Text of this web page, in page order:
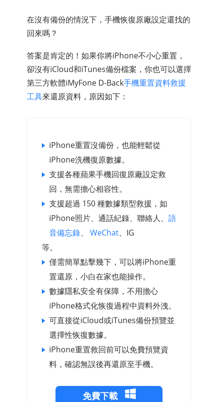
在沒有備份的情況下，手機恢復原廠設定還找的
回來嗎？
答案是肯定的！如果你將iPhone不小心重置，
卻沒有iCloud和iTunes備份檔案，你也可以選擇
第三方軟體iMyFone D-Back手機重置資料救援
工具來還原資料，原因如下：
iPhone重置沒備份，也能輕鬆從
iPhone洗機復原數據。
支援各種蘋果手機回復原廠設定救
回，無需擔心相容性。
支援超過 150 種數據類型救援，如
iPhone照片、通話紀錄、聯絡人、 語
音備忘錄、 WeChat、IG
等。
僅需簡單點擊幾下，可以將iPhone重
置還原，小白在家也能操作。
數據隱私安全有保障，不用擔心
iPhone格式化恢復過程中資料外洩。
可直接從iCloud或iTunes備份預覽並
選擇性恢復數據。
iPhone重置救回前可以免費預覽資
料，確認無誤後再還原至手機。
免費下載